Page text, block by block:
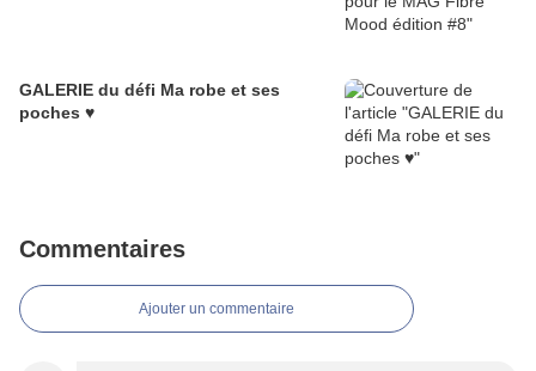
GALERIE du défi Ma robe et ses
poches ♥
Commentaires
Ajouter un commentaire